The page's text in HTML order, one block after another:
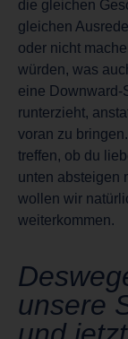
die gleichen
gleichen
oder nicht
würden, was
eine Downward-
runterzieht,
voran zu
treffen, ob du
unten absteigen
wollen wir
weiterkommen.
unsere